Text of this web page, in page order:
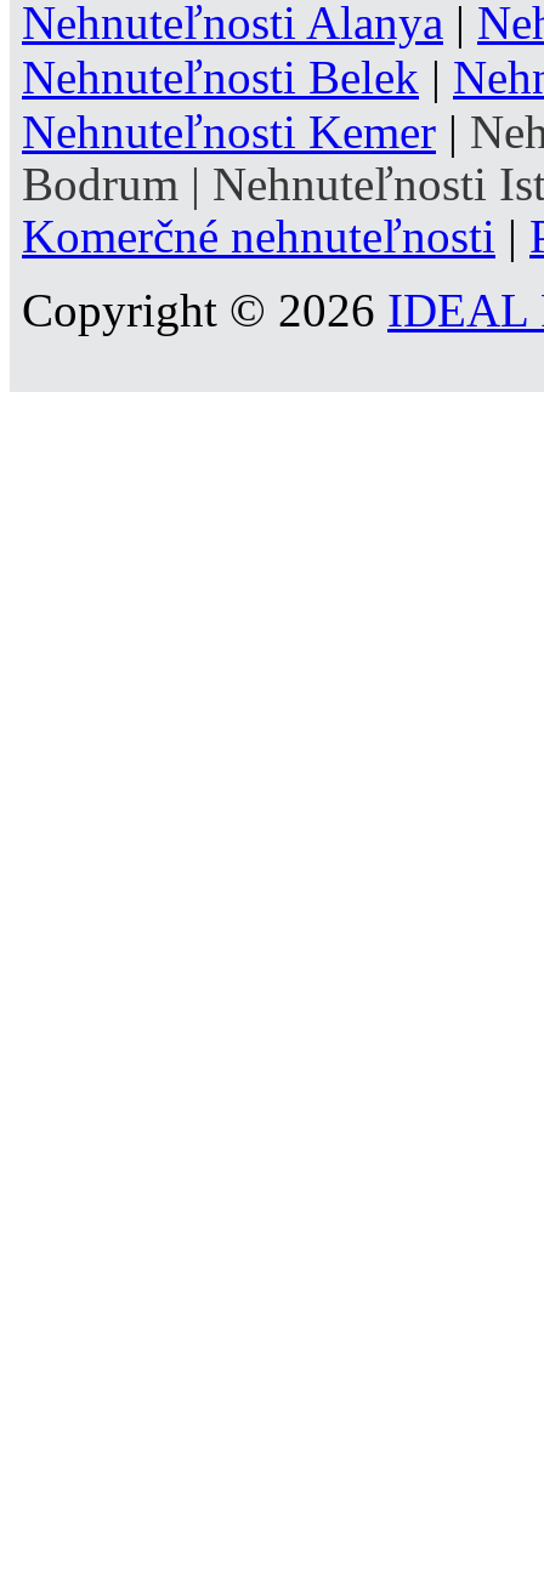
Nehnuteľnosti Alanya |
Nehnuteľnosti Belek |
Nehnuteľnosti Kemer |
Bodrum | Nehnuteľnosti
Komerčné nehnuteľnosti |
Copyright © 2026 IDEAL